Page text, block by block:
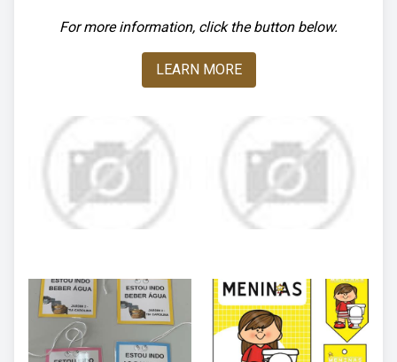
For more information, click the button below.
LEARN MORE